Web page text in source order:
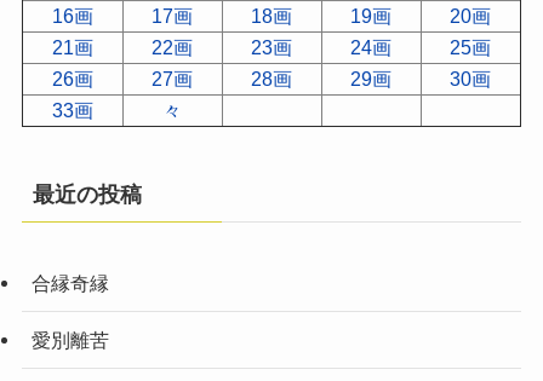
16画
17画 18画 19画
20画
21画
22画 23画 24画
25画
26画
27画 28画 29画
30画
33画
々
最近の投稿
合縁奇縁
愛別離苦